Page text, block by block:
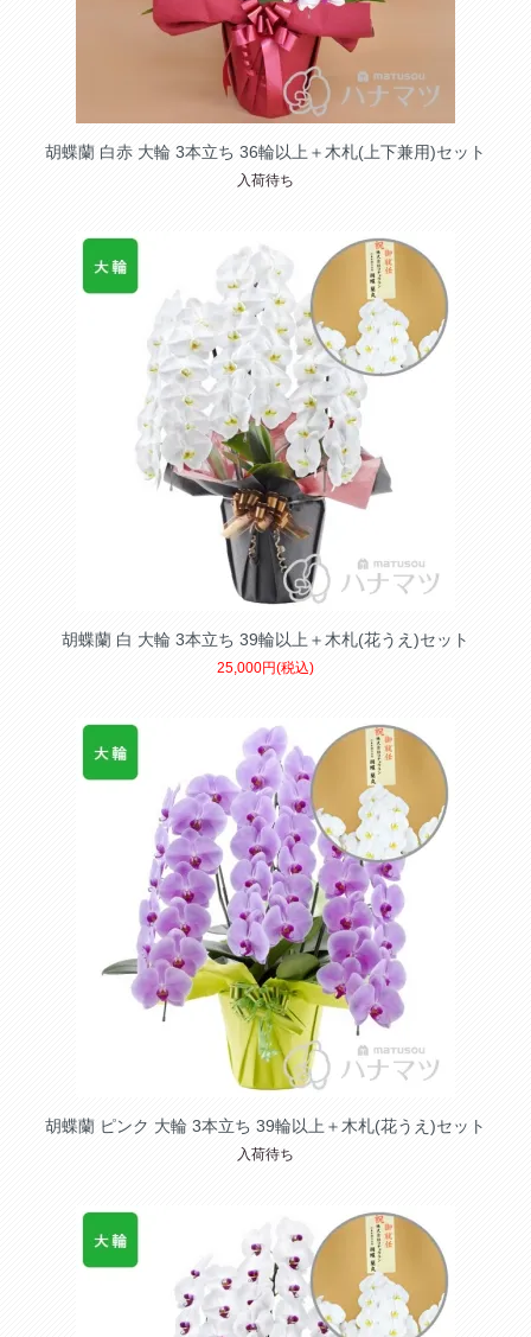
胡蝶蘭 白赤 大輪 3本立ち 36輪以上＋木札(上下兼用)セット
入荷待ち
胡蝶蘭 白 大輪 3本立ち 39輪以上＋木札(花うえ)セット
25,000円(税込)
胡蝶蘭 ピンク 大輪 3本立ち 39輪以上＋木札(花うえ)セット
入荷待ち